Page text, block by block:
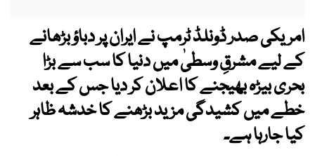
امریکی صدر ڈونلڈ ٹرمپ نے ایران پر دباؤ بڑھانے
کے لیے مشرقِ وسطیٰ میں دنیا کا سب سے بڑا
بحری بیڑہ بھیجنے کا اعلان کر دیا جس کے بعد
خطے میں کشیدگی مزید بڑھنے کا خدشہ ظاہر
کیا جارہا ہے۔